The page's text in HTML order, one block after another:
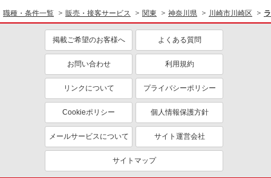
職種・条件一覧 販売・接客サービス 関東 神奈川県 川崎市川崎区
掲載ご希望のお客様へ よくある質問
お問い合わせ 利用規約
リンクについて プライバシーポリシー
Cookieポリシー 個人情報保護方針
メールサービスについて サイト運営会社
サイトマップ